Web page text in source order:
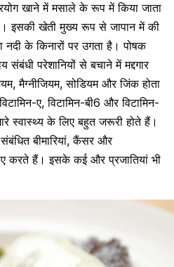
खाने में मसाले के रूप में किया जाता
इसकी खेती मुख्य रूप से जापान में की
नदी के किनारों पर उगता है। पोषक
संबंधी परेशानियों से बचाने में मद्दगार
मैग्नीजियम, सोडियम और जिंक होता
ए, विटामिन-बी6 और विटामिन-
स्वास्थ्य के लिए बहुत जरूरी होते हैं।
बीमारियां, कैंसर और
करते हैं। इसके कई और प्रजातियां भी